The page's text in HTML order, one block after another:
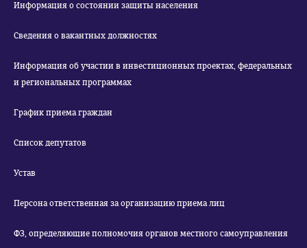
Информация о состоянии защиты населения
Сведения о вакантных должностях
Информация об участии в инвестиционных проектах, федеральных
и региональных программах
График приема граждан
Список депутатов
Устав
Персона ответственная за организацию приема лиц
ФЗ, определяющие полномочия органов местного самоуправления